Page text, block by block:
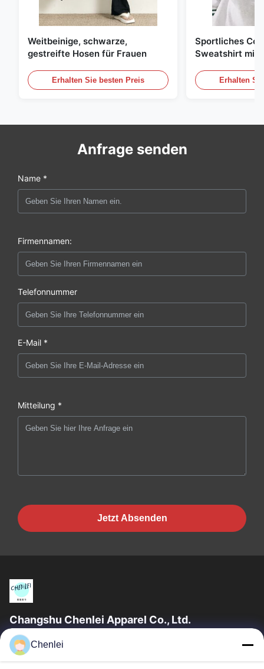
Weitbeinige, schwarze,
gestreifte Hosen für Frauen
Erhalten Sie besten Preis
Sportliches
Sweatshirt mit
Erhalten
Anfrage senden
Name *
Firmennamen:
Telefonnummer
E-Mail *
Mitteilung *
Jetzt Absenden
Changshu Chenlei Apparel Co., Ltd.
CHANGSHU CHENLEI APPAREL CO., LTD Unsere Fabrik wurde
2011 gegründet und befindet sich in der Stadt Suzhou, Provinz
Chenlei